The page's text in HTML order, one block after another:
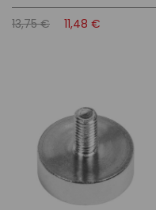
13,75 € 11,48 €